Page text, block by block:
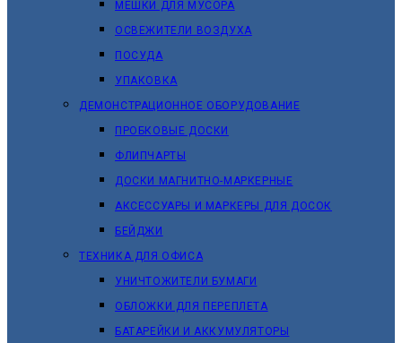
МЕШКИ ДЛЯ МУСОРА
ОСВЕЖИТЕЛИ ВОЗДУХА
ПОСУДА
УПАКОВКА
ДЕМОНСТРАЦИОННОЕ ОБОРУДОВАНИЕ
ПРОБКОВЫЕ ДОСКИ
ФЛИПЧАРТЫ
ДОСКИ МАГНИТНО-МАРКЕРНЫЕ
АКСЕССУАРЫ И МАРКЕРЫ ДЛЯ ДОСОК
БЕЙДЖИ
ТЕХНИКА ДЛЯ ОФИСА
УНИЧТОЖИТЕЛИ БУМАГИ
ОБЛОЖКИ ДЛЯ ПЕРЕПЛЕТА
БАТАРЕЙКИ И АККУМУЛЯТОРЫ